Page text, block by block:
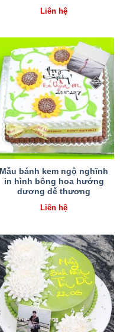
Liên hệ
Mẫu bánh kem ngộ nghĩnh
in hình bông hoa hướng
dương dễ thương
Liên hệ